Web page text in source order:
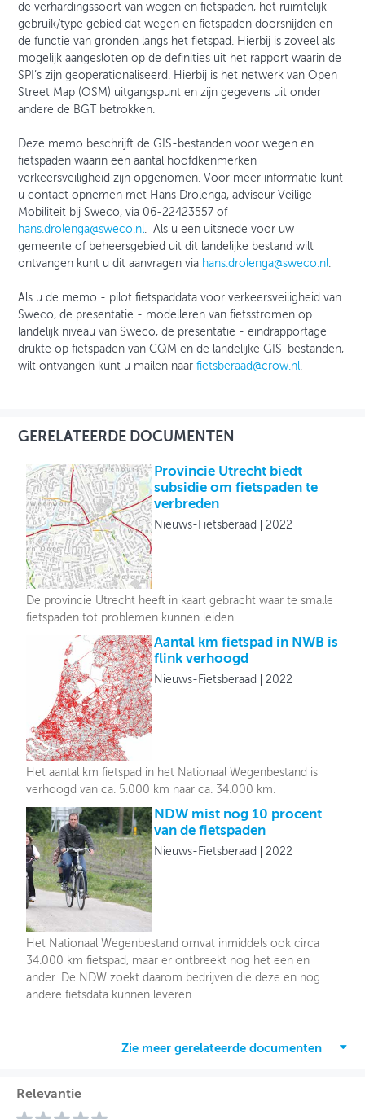
de verhardingssoort van wegen en fietspaden, het ruimtelijk
gebruik/type gebied dat wegen en fietspaden doorsnijden en
de functie van gronden langs het fietspad. Hierbij is zoveel als
mogelijk aangesloten op de definities uit het rapport waarin de
SPI’s zijn geoperationaliseerd. Hierbij is het netwerk van Open
Street Map (OSM) uitgangspunt en zijn gegevens uit onder
andere de BGT betrokken.
Deze memo beschrijft de GIS-bestanden voor wegen en
fietspaden waarin een aantal hoofdkenmerken
verkeersveiligheid zijn opgenomen. Voor meer informatie kunt
u contact opnemen met Hans Drolenga, adviseur Veilige
Mobiliteit bij Sweco, via 06-22423557 of
hans.drolenga@sweco.nl. Als u een uitsnede voor uw
gemeente of beheersgebied uit dit landelijke bestand wilt
ontvangen kunt u dit aanvragen via hans.drolenga@sweco.nl.
Als u de memo - pilot fietspaddata voor verkeersveiligheid van
Sweco, de presentatie - modelleren van fietsstromen op
landelijk niveau van Sweco, de presentatie - eindrapportage
drukte op fietspaden van CQM en de landelijke GIS-bestanden,
wilt ontvangen kunt u mailen naar fietsberaad@crow.nl.
GERELATEERDE DOCUMENTEN
Provincie Utrecht biedt
subsidie om fietspaden te
verbreden
Nieuws-Fietsberaad 2022
De provincie Utrecht heeft in kaart gebracht waar te smalle
fietspaden tot problemen kunnen leiden.
Aantal km fietspad in NWB is
flink verhoogd
Nieuws-Fietsberaad 2022
Het aantal km fietspad in het Nationaal Wegenbestand is
verhoogd van ca. 5.000 km naar ca. 34.000 km.
NDW mist nog 10 procent
van de fietspaden
Nieuws-Fietsberaad 2022
Het Nationaal Wegenbestand omvat inmiddels ook circa
34.000 km fietspad, maar er ontbreekt nog het een en
ander. De NDW zoekt daarom bedrijven die deze en nog
andere fietsdata kunnen leveren.
Zie meer gerelateerde documenten
Relevantie